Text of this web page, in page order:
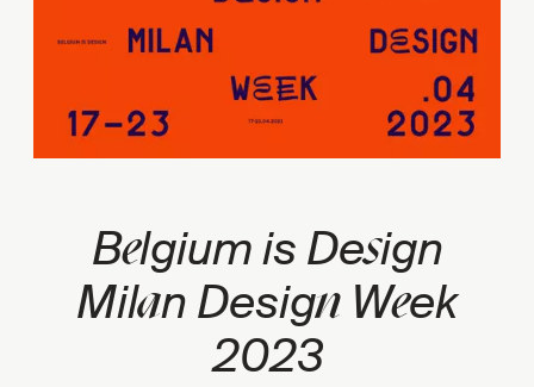
Belgium is Design
Milan Design Week
2023